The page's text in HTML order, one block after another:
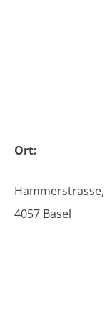
Ort:
Hammerstrasse,
4057 Basel